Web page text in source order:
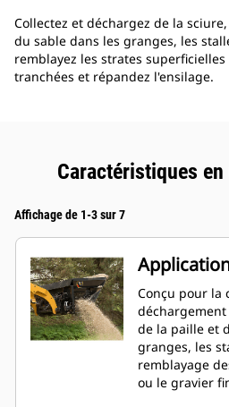
Collectez et déchargez de la
du sable dans les granges, les
remblayez les strates
tranchées et répandez l'ensilage.
Caractéristiques
Affichage de 1-3 sur 7
Conçu pour la
de la paille et
granges, les
remblayage
ou le gravier